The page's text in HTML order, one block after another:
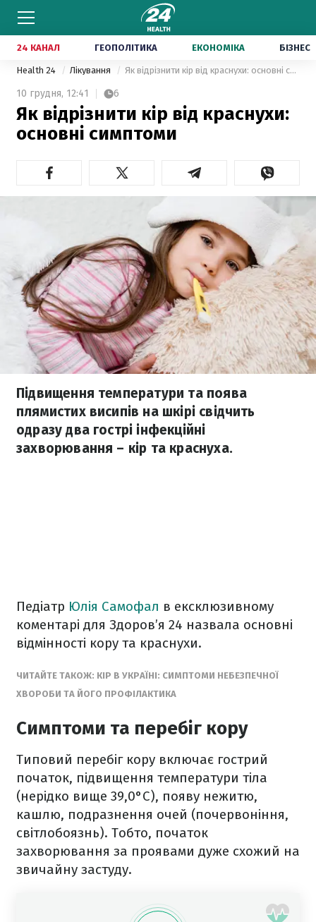
24 КАНАЛ ГЕОПОЛІТИКА ЕКОНОМІКА БІЗНЕС
Health 24 Лікування Як відрізнити кір від краснухи: основні симптоми
10 грудня, 12:41 6
Як відрізнити кір від краснухи:
основні симптоми
Підвищення температури та поява
плямистих висипів на шкірі свідчить
одразу два гострі інфекційні
захворювання – кір та краснуха.
Педіатр Юлія Самофал в ексклюзивному
коментарі для Здоров’я 24 назвала основні
відмінності кору та краснухи.
ЧИТАЙТЕ ТАКОЖ: КІР В УКРАЇНІ: СИМПТОМИ НЕБЕЗПЕЧНОЇ
ХВОРОБИ ТА ЙОГО ПРОФІЛАКТИКА
Симптоми та перебіг кору
Типовий перебіг кору включає гострий
початок, підвищення температури тіла
(нерідко вище 39,0°C), появу нежитю,
кашлю, подразнення очей (почервоніння,
світлобоязнь). Тобто, початок
захворювання за проявами дуже схожий на
звичайну застуду.